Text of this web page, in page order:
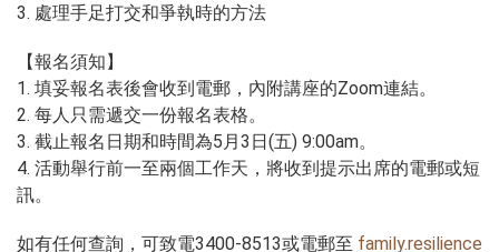
3. 處理手足打交和爭執時的方法
【報名須知】
1. 填妥報名表後會收到電郵，內附講座的Zoom連結。
2. 每人只需遞交一份報名表格。
3. 截止報名日期和時間為5月3日(五) 9:00am。
4. 活動舉行前一至兩個工作天，將收到提示出席的電郵或短
訊。
如有任何查詢，可致電3400-8513或電郵至 family.resilience